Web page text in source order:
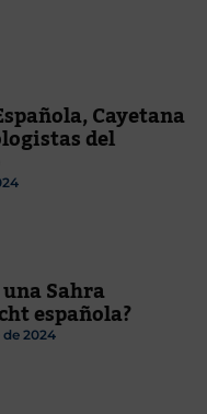
Cayetana
del
Sahra
española?
2024